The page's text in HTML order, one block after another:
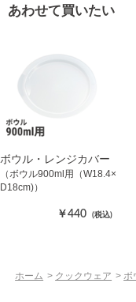
あわせて買いたい
ボウル・レンジカバー
（ボウル900ml用（W18.4×
D18cm)）
￥440 (税込)
ホーム > クックウェア >ボ